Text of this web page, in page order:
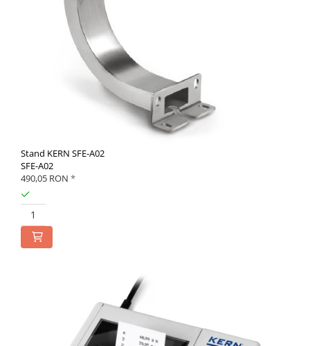
Stand KERN SFE-A02
SFE-A02
490,05 RON *